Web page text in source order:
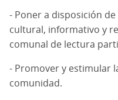
- Poner a disposición
cultural, informativo y
comunal de lectura
- Promover y estimular
comunidad.